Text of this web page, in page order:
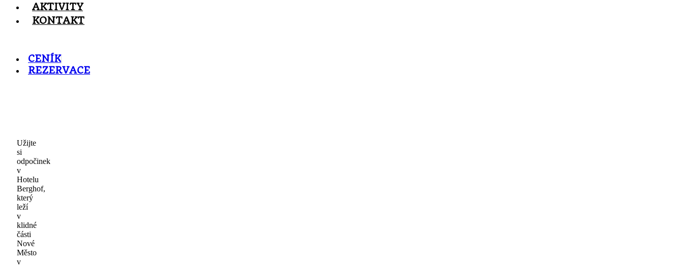
AKTIVITY
KONTAKT
CENÍK
REZERVACE
Užijte
si
odpočinek
v
Hotelu
Berghof,
který
leží
v
klidné
části
Nové
Město
v